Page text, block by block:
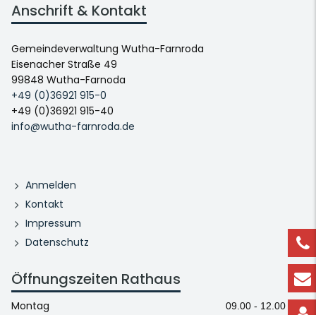
Anschrift & Kontakt
Gemeindeverwaltung Wutha-Farnroda
Eisenacher Straße 49
99848 Wutha-Farnoda
+49 (0)36921 915-0
+49 (0)36921 915-40
info@wutha-farnroda.de
Anmelden
Kontakt
Impressum
Datenschutz
Öffnungszeiten Rathaus
Montag 09.00 - 12.00 Uhr